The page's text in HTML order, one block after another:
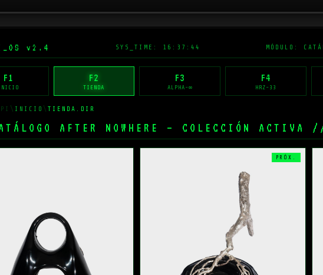
v2.4 SYS_TIME: 16:37:44 MÓDULO:
F1 F2
TIENDA
F3
ALPHA-∞
F4
HRZ-33
INICIO \ TIENDA.DIR
AFTER NOWHERE — COLECCIÓN ACTIVA
PRÓX.